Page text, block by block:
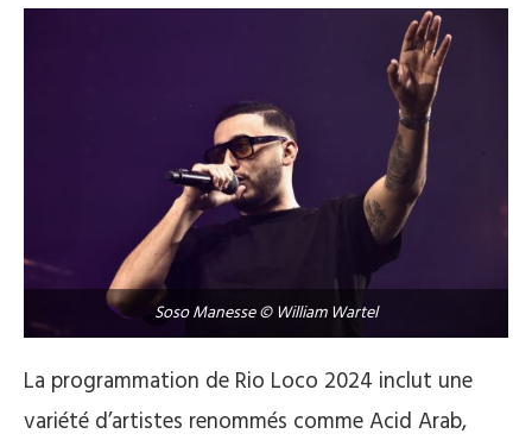
Soso Manesse © William Wartel
La programmation de Rio Loco 2024 inclut une
variété d’artistes renommés comme Acid Arab,